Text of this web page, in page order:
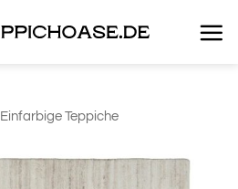
Einfarbige Teppiche